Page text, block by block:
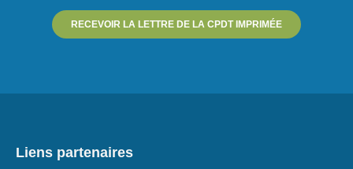
RECEVOIR LA LETTRE DE LA CPDT IMPRIMÉE
Liens partenaires